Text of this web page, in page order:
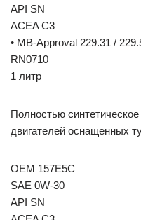
API SN
ACEA C3
• MB-Approval 229.31 /
RN0710
1 литр
Полностью
двигателей оснащенных
OEM 157E5C
SAE 0W-30
API SN